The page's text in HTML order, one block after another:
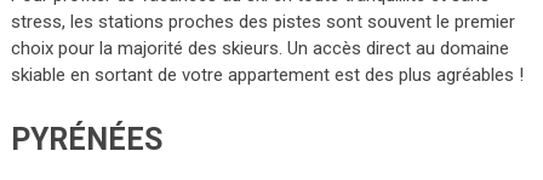
stress, les stations proches des pistes sont souvent le premier
choix pour la majorité des skieurs. Un accès direct au domaine
skiable en sortant de votre appartement est des plus agréables !
PYRÉNÉES